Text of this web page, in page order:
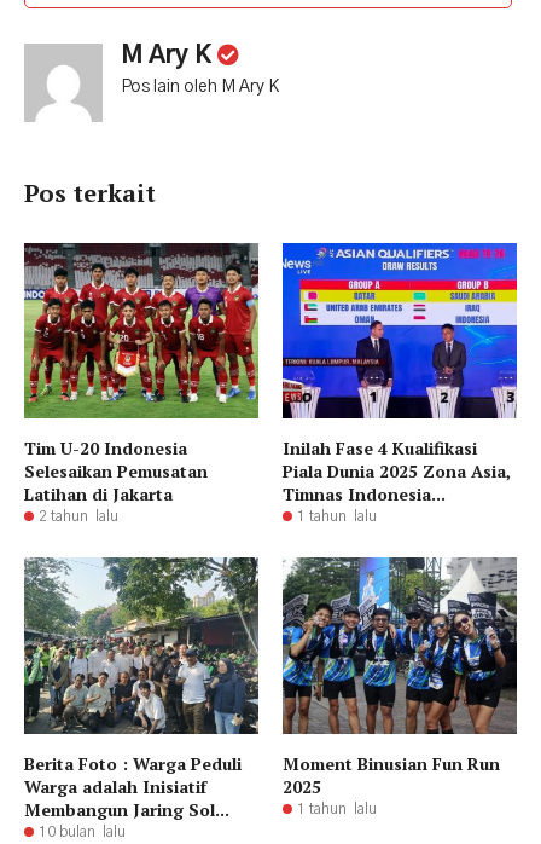
M Ary K
Pos lain oleh M Ary K
Pos terkait
Tim U-20 Indonesia
Selesaikan Pemusatan
Latihan di Jakarta
2 tahun lalu
Inilah Fase 4 Kualifikasi
Piala Dunia 2025 Zona Asia,
Timnas Indonesia...
1 tahun lalu
Berita Foto : Warga Peduli
Warga adalah Inisiatif
Membangun Jaring Sol...
10 bulan lalu
Moment Binusian Fun Run
2025
1 tahun lalu